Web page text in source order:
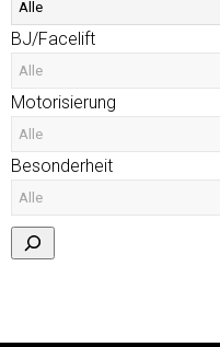
BJ/Facelift
Motorisierung
Besonderheit